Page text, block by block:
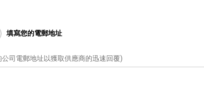
填寫您的電郵地址
司電郵地址以獲取供應商的迅速回覆)